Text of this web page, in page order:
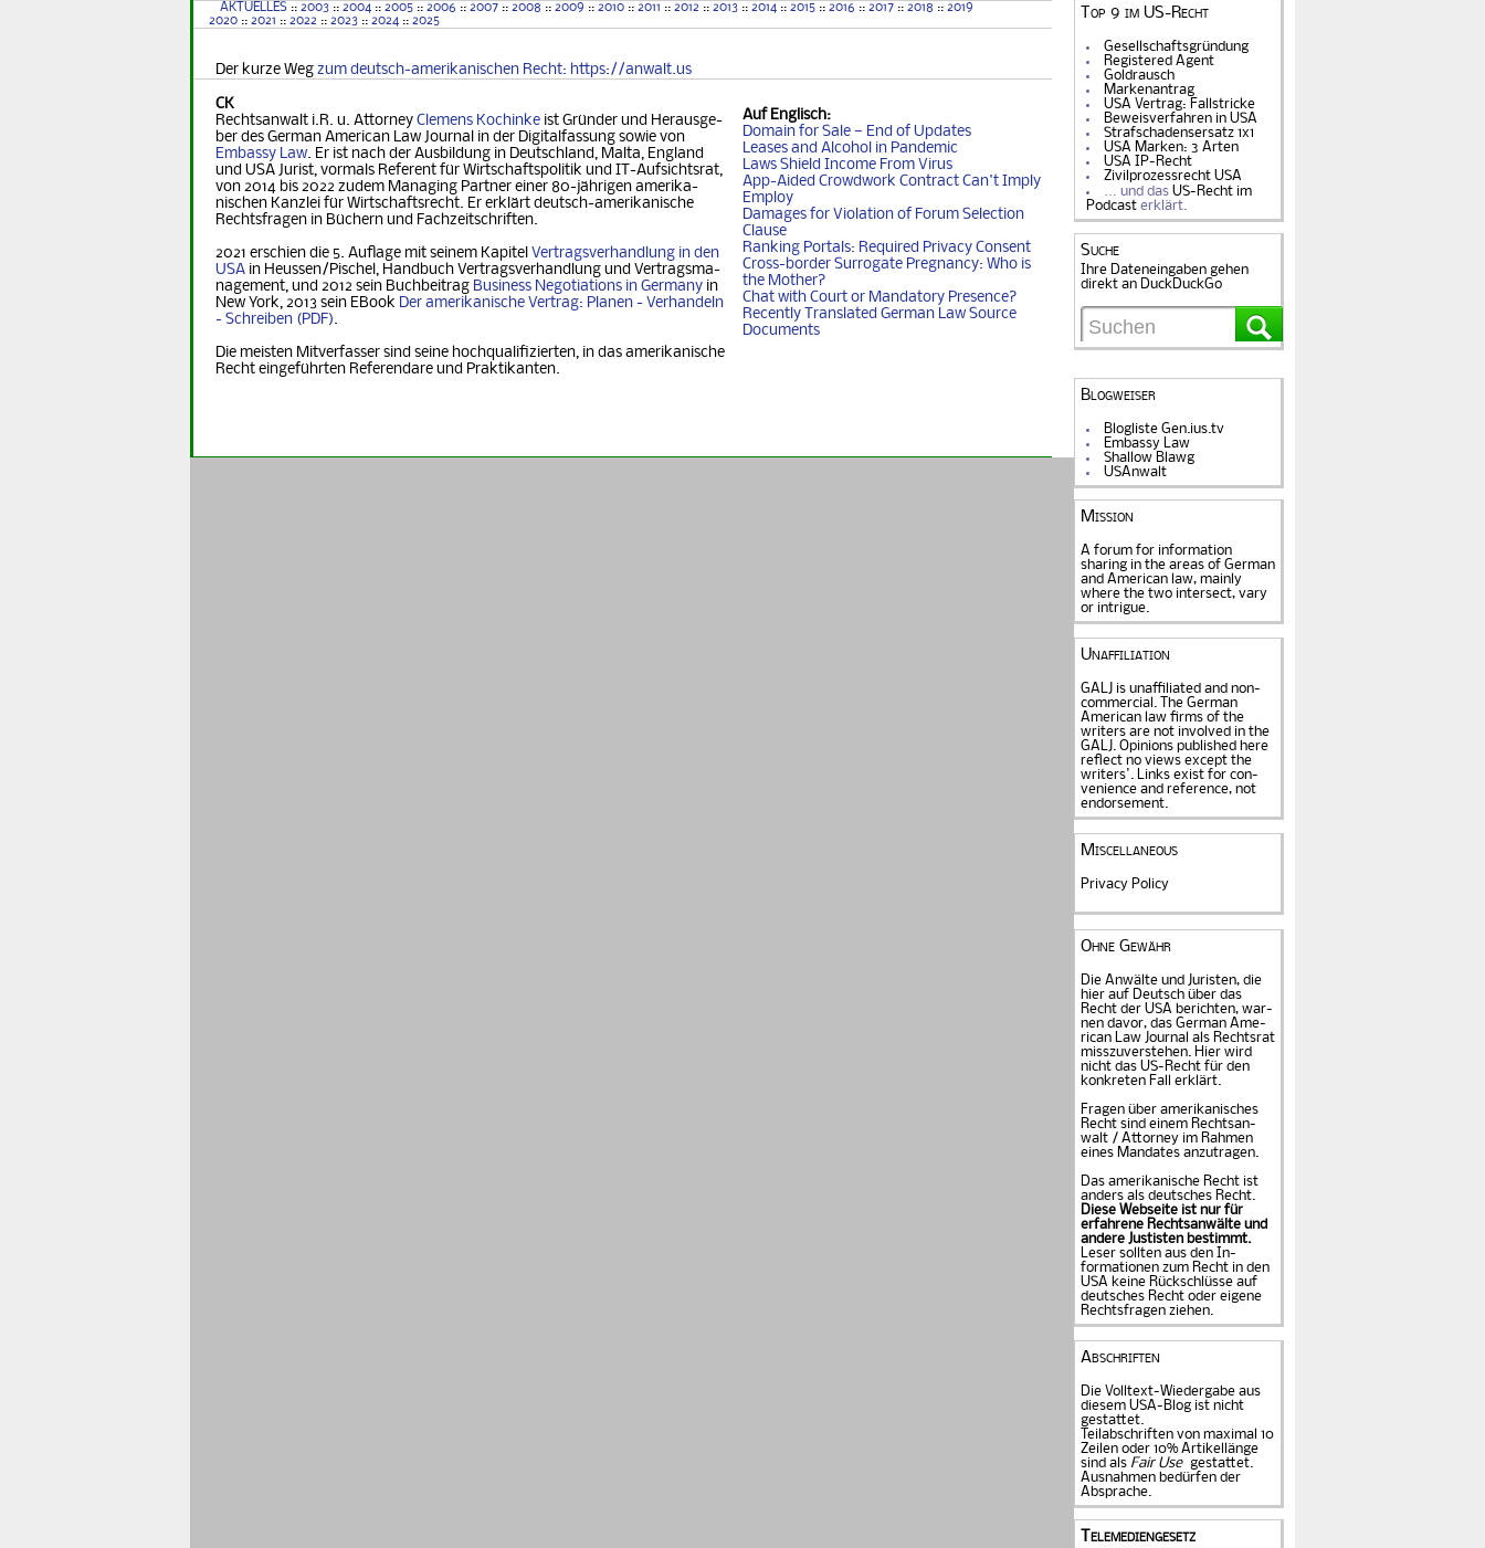
AKTUELLES :: 2003 :: 2004 :: 2005 :: 2006 :: 2007 :: 2008 :: 2009 :: 2010 :: 2011 :: 2012 :: 2013 :: 2014 :: 2015 :: 2016 :: 2017 :: 2018 :: 2019
2020 :: 2021 :: 2022 :: 2023 :: 2024 :: 2025
Der kurze Weg zum deutsch-amerikanischen Recht: https://anwalt.us
Auf Englisch:
Domain for Sale — End of Updates
Leases and Alcohol in Pandemic
Laws Shield Income From Virus
App-Aided Crowdwork Contract Can't Imply
Employ
Damages for Violation of Forum Selection
Clause
Ranking Portals: Required Privacy Consent
Cross-border Surrogate Pregnancy: Who is
the Mother?
Chat with Court or Mandatory Presence?
Recently Translated German Law Source
Documents
CK
Rechtsanwalt i.R. u. Attorney Clemens Kochinke ist Gründer und Her­aus­ge­
ber des German Ame­ri­can Law Journal in der Digitalfassung so­wie von
Embassy Law. Er ist nach der Ausbildung in Deutschland, Mal­ta, Eng­land
und USA Jurist, vormals Referent für Wirt­schafts­politik und IT-Auf­sichtsrat,
von 2014 bis 2022 zudem Managing Part­ner einer 80-jäh­ri­gen ame­ri­ka­
nischen Kanzlei für Wirtschaftsrecht. Er erklärt deutsch-ame­ri­ka­ni­sche
Rechts­fra­gen in Büchern und Fachzeitschriften.
2021 erschien die 5. Auflage mit seinem Kapitel Vertragsverhandlung in den
USA in Heus­sen/Pischel, Handbuch Vertragsverhandlung und Ver­trags­ma­
na­ge­ment, und 2012 sein Buchbeitrag Business Nego­ti­ati­ons in Ger­ma­ny in
New York, 2013 sein EBook Der ame­ri­ka­ni­sche Vertrag: Planen - Ver­han­deln
- Schreiben
.
Die meisten Mitverfasser sind seine hochqualifizierten, in das amerikanische
Recht eingeführten Referendare und Praktikanten.
Top 9 im US-Recht
Gesellschaftsgründung
Registered Agent
Goldrausch
Markenantrag
USA Vertrag: Fallstricke
Beweisverfahren in USA
Strafschadensersatz 1x1
USA Marken: 3 Arten
USA IP-Recht
Zivilprozessrecht USA
… und dasUS-Recht im
Podcast erklärt.
Suche
Ihre Dateneingaben gehen
direkt an DuckDuckGo
Blogweiser
Blogliste Gen.ius.tv
Embassy Law
Shallow Blawg
USAnwalt
Mission
A forum for information
sharing in the areas of German
and American law, mainly
where the two intersect, vary
or intrigue.
Unaffiliation
GALJ is unaffiliated and non-
commercial. The Ger­man
American law firms of the
writers are not in­volved in the
GALJ. Opi­nions published here
reflect no views except the
writers'. Links exist for con­
venience and refe­rence, not
endorse­ment.
Miscellaneous
Privacy Policy
Ohne Gewähr
Die Anwälte und Juristen, die
hier auf Deutsch über das
Recht der USA be­rich­ten, war­
nen davor, das German Ame­
rican Law Journal als Rechts­rat
miss­zu­verstehen. Hier wird
nicht das US-Recht für den
konkreten Fall er­klärt.
Fragen über amerika­ni­sches
Recht sind einem Rechts­an­
walt / Attorney im Rahmen
eines Mandates an­zu­tragen.
Das amerikanische Recht ist
anders als deutsches Recht.
Diese Webseite ist nur für
erfahrene Rechtsanwälte und
andere Justisten be­stimmt.
Leser sollten aus den In­
formationen zum Recht in den
USA keine Rückschlüsse auf
deutsches Recht oder eigene
Rechtsfragen ziehen.
Abschriften
Die Volltext-Wiedergabe aus
diesem USA-Blog ist nicht
gestattet.
Teilabschriften von maximal 10
Zeilen oder 10% Artikellänge
sind als Fair Use
gestattet.
Ausnahmen bedürfen der
Absprache.
Telemediengesetz